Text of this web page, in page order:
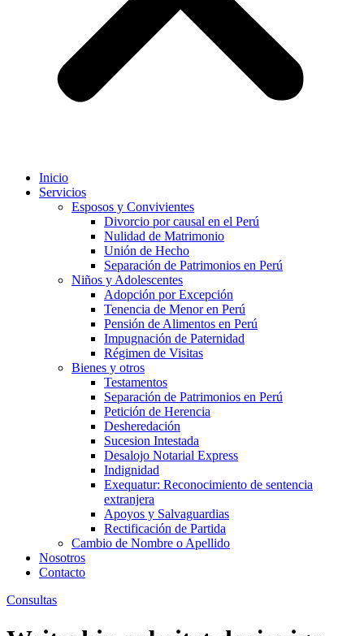
Inicio
Servicios
Esposos y Convivientes
Divorcio por causal en el Perú
Nulidad de Matrimonio
Unión de Hecho
Separación de Patrimonios en Perú
Niños y Adolescentes
Adopción por Excepción
Tenencia de Menor en Perú
Pensión de Alimentos en Perú
Impugnación de Paternidad
Régimen de Visitas
Bienes y otros
Testamentos
Separación de Patrimonios en Perú
Petición de Herencia
Desheredación
Sucesion Intestada
Desalojo Notarial Express
Indignidad
Exequatur: Reconocimiento de sentencia
extranjera
Apoyos y Salvaguardias
Rectificación de Partida
Cambio de Nombre o Apellido
Nosotros
Contacto
Consultas